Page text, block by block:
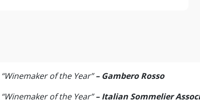
“Winemaker of the Year”– Gambero Rosso
“Winemaker of the Year”– Italian Sommelier